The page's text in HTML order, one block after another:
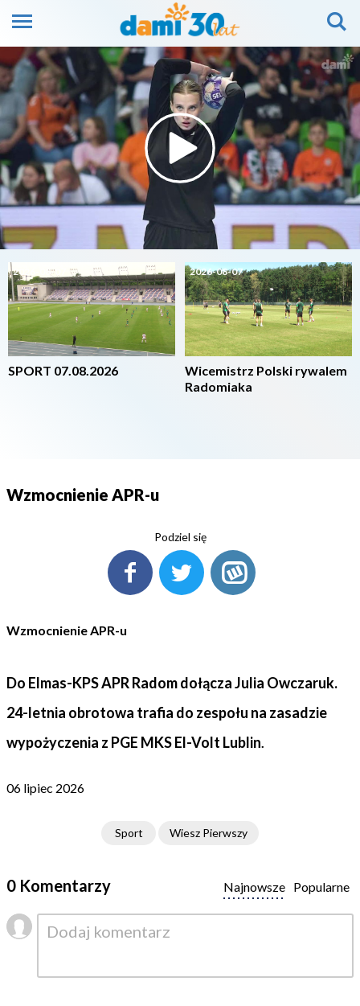
2026-08-07
SPORT 07.08.2026
2026-08-07
Wicemistrz Polski rywalem
Radomiaka
Wzmocnienie APR-u
Podziel się
Wzmocnienie APR-u
Do Elmas-KPS APR Radom dołącza Julia Owczaruk.
24-letnia obrotowa trafia do zespołu na zasadzie
wypożyczenia z PGE MKS El-Volt Lublin.
06 lipiec 2026
Sport Wiesz Pierwszy
0 Komentarzy Popularne
Najnowsze